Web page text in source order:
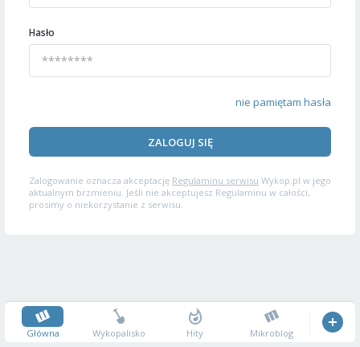
Hasło
nie pamiętam hasła
ZALOGUJ SIĘ
Zalogowanie oznacza akceptację Regulaminu serwisu Wykop.pl w jego
aktualnym brzmieniu. Jeśli nie akceptujesz Regulaminu w całości,
prosimy o niekorzystanie z serwisu.
Główna Wykopalisko Hity Mikroblog